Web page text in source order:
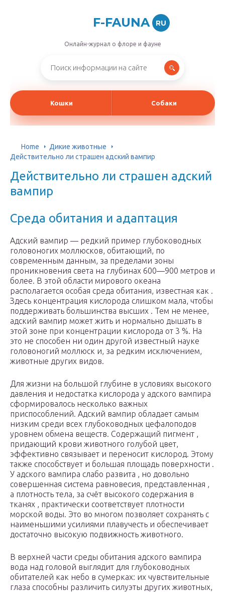
F-FAUNA RU
Онлайн-журнал о флоре и фауне
Кошки Собаки
Home
Дикие животные
Действительно ли страшен адский вампир
Действительно ли страшен адский
вампир
Среда обитания и адаптация
Адский вампир — редкий пример глубоководных
головоногих моллюсков, обитающий, по
современным данным, за пределами зоны
проникновения света на глубинах 600—900 метров и
более. В этой области мирового океана
располагается особая среда обитания, известная как .
Здесь концентрация кислорода слишком мала, чтобы
поддерживать большинства высших . Тем не менее,
адский вампир может жить и нормально дышать в
этой зоне при концентрации кислорода от 3 %. На
это не способен ни один другой известный науке
головоногий моллюск и, за редким исключением,
животные других видов.
Для жизни на большой глубине в условиях высокого
давления и недостатка кислорода у адского вампира
сформировалось несколько важных
приспособлений. Адский вампир обладает самым
низким среди всех глубоководных цефалоподов
уровнем обмена веществ. Содержащий пигмент ,
придающий крови животного голубой цвет,
эффективно связывает и переносит кислород. Этому
также способствует и большая площадь поверхности .
У адского вампира слабо развита , но довольно
совершенная система равновесия, представленная ,
а плотность тела, за счёт высокого содержания в
тканях , практически соответствует плотности
морской воды. Это во многом позволяет сохранять с
наименьшими усилиями плавучесть и обеспечивает
достаточно высокую подвижность животного.
В верхней части среды обитания адского вампира
вода над головой выглядит для глубоководных
обитателей как небо в сумерках: их чувствительные
глаза способны различить силуэты других животных,